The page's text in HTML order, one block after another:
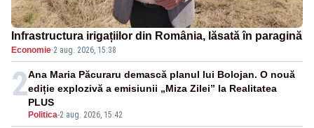
Infrastructura irigațiilor din România, lăsată în paragină
Economie·2 aug. 2026, 15:38
2
Politica-2 aug. 2026, 15:42
Ana Maria Păcuraru demască planul lui Bolojan. O nouă
ediție explozivă a emisiunii „Miza Zilei” la Realitatea
PLUS